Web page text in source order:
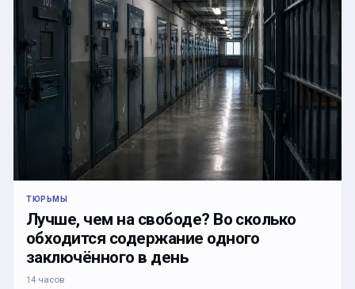
ТЮРЬМЫ
Лучше, чем на свободе? Во сколько
обходится содержание одного
заключённого в день
14 часов